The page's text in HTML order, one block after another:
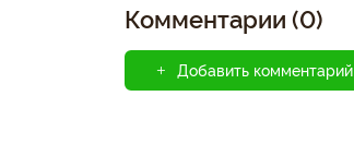
Комментарии (0)
Добавить комментарий